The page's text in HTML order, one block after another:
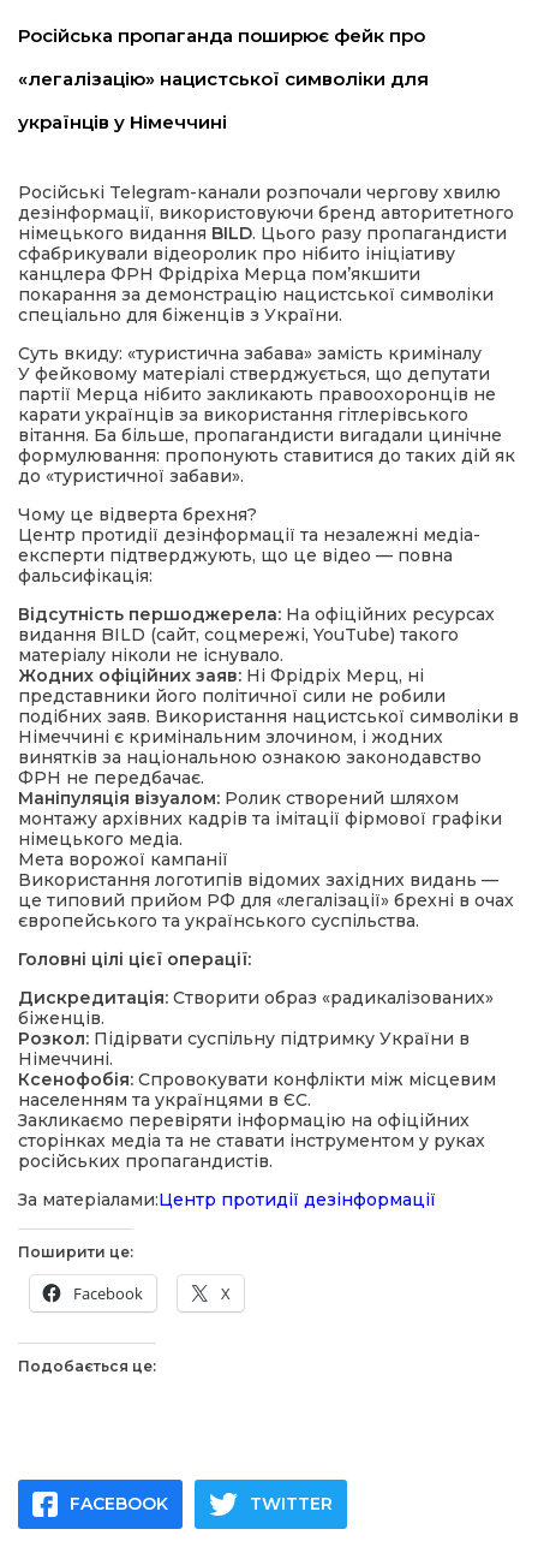
Російська пропаганда поширює фейк про
«легалізацію» нацистської символіки для
українців у Німеччині
Російські Telegram-канали розпочали чергову хвилю
дезінформації, використовуючи бренд авторитетного
німецького видання BILD. Цього разу пропагандисти
сфабрикували відеоролик про нібито ініціативу
канцлера ФРН Фрідріха Мерца пом’якшити
покарання за демонстрацію нацистської символіки
спеціально для біженців з України.
Суть вкиду: «туристична забава» замість криміналу
У фейковому матеріалі стверджується, що депутати
партії Мерца нібито закликають правоохоронців не
карати українців за використання гітлерівського
вітання. Ба більше, пропагандисти вигадали цинічне
формулювання: пропонують ставитися до таких дій як
до «туристичної забави».
Чому це відверта брехня?
Центр протидії дезінформації та незалежні медіа-
експерти підтверджують, що це відео — повна
фальсифікація:
Відсутність першоджерела: На офіційних ресурсах
видання BILD (сайт, соцмережі, YouTube) такого
матеріалу ніколи не існувало.
Жодних офіційних заяв: Ні Фрідріх Мерц, ні
представники його політичної сили не робили
подібних заяв. Використання нацистської символіки в
Німеччині є кримінальним злочином, і жодних
винятків за національною ознакою законодавство
ФРН не передбачає.
Маніпуляція візуалом: Ролик створений шляхом
монтажу архівних кадрів та імітації фірмової графіки
німецького медіа.
Мета ворожої кампанії
Використання логотипів відомих західних видань —
це типовий прийом РФ для «легалізації» брехні в очах
європейського та українського суспільства.
Головні цілі цієї операції:
Дискредитація: Створити образ «радикалізованих»
біженців.
Розкол: Підірвати суспільну підтримку України в
Німеччині.
Ксенофобія: Спровокувати конфлікти між місцевим
населенням та українцями в ЄС.
Закликаємо перевіряти інформацію на офіційних
сторінках медіа та не ставати інструментом у руках
російських пропагандистів.
За матеріалами:Центр протидії дезінформації
Поширити це:
Facebook X
Подобається це:
FACEBOOK TWITTER